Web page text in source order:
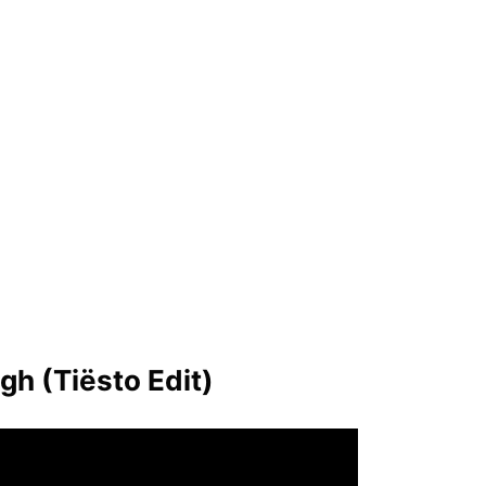
(Tiësto Edit)